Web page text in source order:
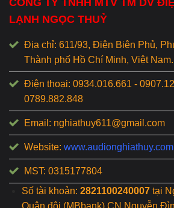
LẠNH NGỌC THUỶ
Địa chỉ: 611/93, Điện Biên Phủ,
Thành phố Hồ Chí Minh, Việt
Điện thoại: 0934.016.661 -
0789.882.848
Email: nghiathuy611@gmail.com
Website: www.audionghiathuy.com
MST: 0315177804
Số tài khoản: 2821100240007tại
Quân đội (MBbank) CN Nguyễn